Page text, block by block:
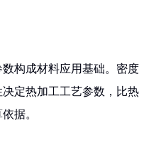
构成材料应用基础。密度
定热加工工艺参数，比热
据。